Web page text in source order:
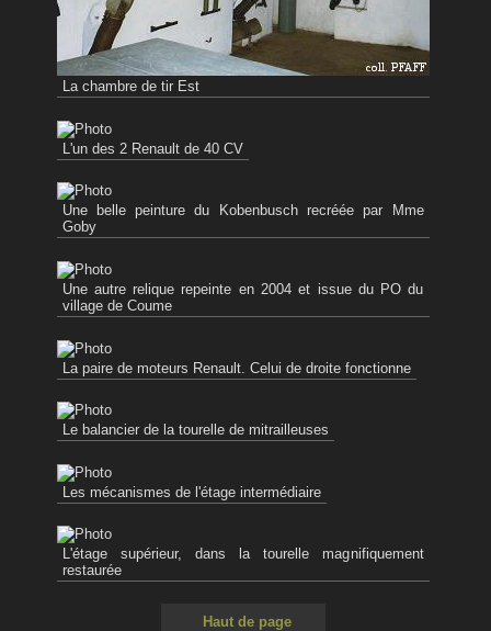
La chambre de tir Est
L'un des 2 Renault de 40 CV
Une belle peinture du Kobenbusch recréée par Mme
Goby
Une autre relique repeinte en 2004 et issue du PO du
village de Coume
La paire de moteurs Renault. Celui de droite fonctionne
Le balancier de la tourelle de mitrailleuses
Les mécanismes de l'étage intermédiaire
L'étage supérieur, dans la tourelle magnifiquement
restaurée
Haut de page